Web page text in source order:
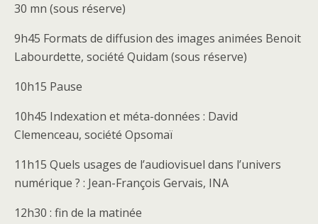
30 mn (sous réserve)
9h45 Formats de diffusion des images animées Benoit
Labourdette, société Quidam (sous réserve)
10h15 Pause
10h45 Indexation et méta-données : David
Clemenceau, société Opsomaï
11h15 Quels usages de l’audiovisuel dans l’univers
numérique ? : Jean-François Gervais, INA
12h30 : fin de la matinée